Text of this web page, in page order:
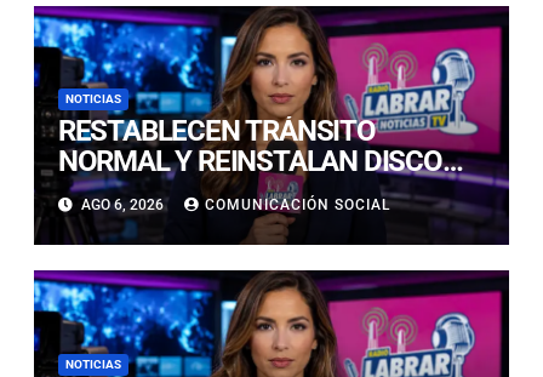
NOTICIAS
RESTABLECEN TRÁNSITO
NORMAL Y REINSTALAN DISCO
“PARE” TRAS AVANCE DE OBRAS
EN CALLE LUIS FLORES CON JULIO
PRADO
AGO 6, 2026 COMUNICACIÓN SOCIAL
NOTICIAS